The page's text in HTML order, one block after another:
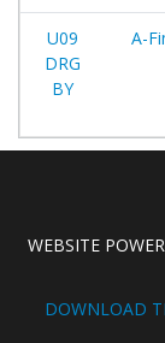
U09
DRG
BY
A-
WEBSITE
DOWNLOAD